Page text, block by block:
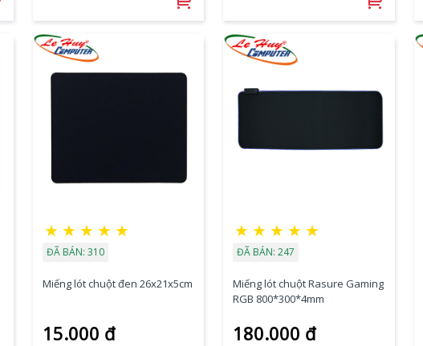
★ ★ ★ ★ ★
ĐÃ BÁN: 310
Miếng lót chuột đen 26x21x5cm
15.000 đ
★ ★ ★ ★ ★
ĐÃ BÁN: 247
Miếng lót chuột Rasure Gaming
RGB 800*300*4mm
180.000 đ